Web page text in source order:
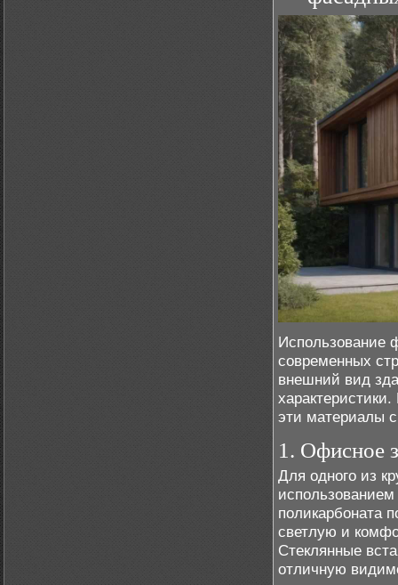
Использование
современных
внешний вид
эти материалы
1. Офисное
Для одного из
поликарбоната
светлую и
Стеклянные
отличную